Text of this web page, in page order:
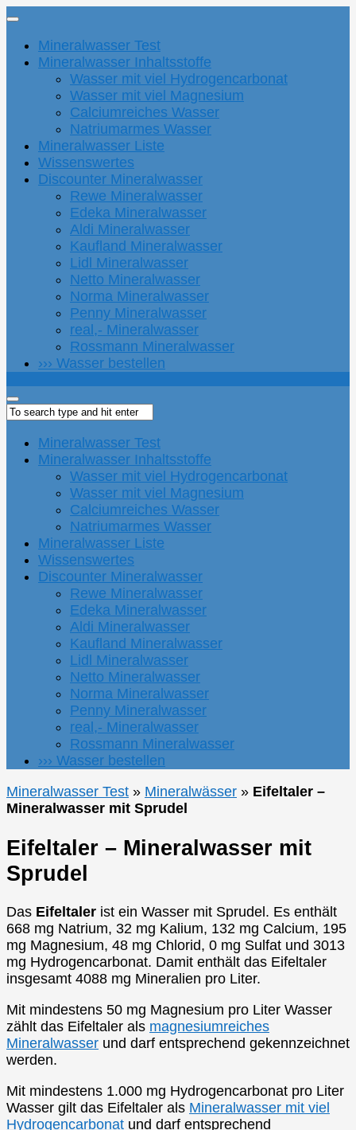
Mineralwasser Test
Mineralwasser Inhaltsstoffe
Wasser mit viel Hydrogencarbonat
Wasser mit viel Magnesium
Calciumreiches Wasser
Natriumarmes Wasser
Mineralwasser Liste
Wissenswertes
Discounter Mineralwasser
Rewe Mineralwasser
Edeka Mineralwasser
Aldi Mineralwasser
Kaufland Mineralwasser
Lidl Mineralwasser
Netto Mineralwasser
Norma Mineralwasser
Penny Mineralwasser
real,- Mineralwasser
Rossmann Mineralwasser
››› Wasser bestellen
Mineralwasser Test
Mineralwasser Inhaltsstoffe
Wasser mit viel Hydrogencarbonat
Wasser mit viel Magnesium
Calciumreiches Wasser
Natriumarmes Wasser
Mineralwasser Liste
Wissenswertes
Discounter Mineralwasser
Rewe Mineralwasser
Edeka Mineralwasser
Aldi Mineralwasser
Kaufland Mineralwasser
Lidl Mineralwasser
Netto Mineralwasser
Norma Mineralwasser
Penny Mineralwasser
real,- Mineralwasser
Rossmann Mineralwasser
››› Wasser bestellen
Mineralwasser Test » Mineralwässer » Eifeltaler –
Mineralwasser mit Sprudel
Eifeltaler – Mineralwasser mit
Sprudel
Das Eifeltaler ist ein Wasser mit Sprudel. Es enthält
668 mg Natrium, 32 mg Kalium, 132 mg Calcium, 195
mg Magnesium, 48 mg Chlorid, 0 mg Sulfat und 3013
mg Hydrogencarbonat. Damit enthält das Eifeltaler
insgesamt 4088 mg Mineralien pro Liter.
Mit mindestens 50 mg Magnesium pro Liter Wasser
zählt das Eifeltaler als magnesiumreiches
Mineralwasser und darf entsprechend gekennzeichnet
werden.
Mit mindestens 1.000 mg Hydrogencarbonat pro Liter
Wasser gilt das Eifeltaler als Mineralwasser mit viel
Hydrogencarbonat und darf entsprechend